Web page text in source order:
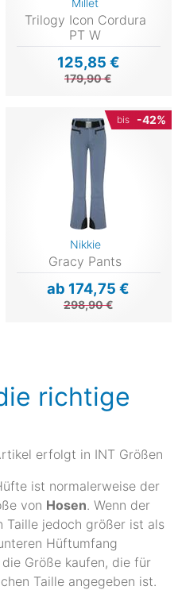
Trilogy Icon Cordura
PT W
125,85 €
179,90 €
bis -42%
Nikkie
Gracy Pants
ab 174,75 €
298,90 €
richtige
erfolgt in INT Größen
ist normalerweise der
von Hosen. Wenn der
Taille jedoch größer ist als
Hüftumfang
Größe kaufen, die für
Taille angegeben ist.